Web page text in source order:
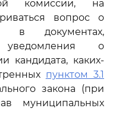
комиссии, на
вопрос о
в документах,
уведомления о
кандидата, каких-
пунктом 3.1
закона (при
муниципальных